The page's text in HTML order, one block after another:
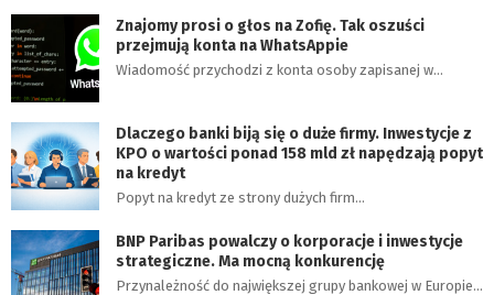
Znajomy prosi o głos na Zofię. Tak oszuści
przejmują konta na WhatsAppie
Wiadomość przychodzi z konta osoby zapisanej w…
Dlaczego banki biją się o duże firmy. Inwestycje z
KPO o wartości ponad 158 mld zł napędzają popyt
na kredyt
Popyt na kredyt ze strony dużych firm…
BNP Paribas powalczy o korporacje i inwestycje
strategiczne. Ma mocną konkurencję
Przynależność do największej grupy bankowej w Europie…